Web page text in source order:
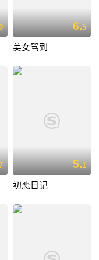
6.5
美女驾到
5.1
初恋日记